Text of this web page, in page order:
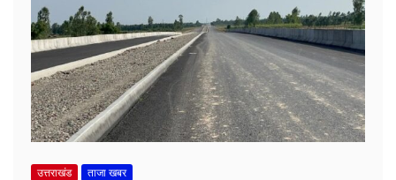
उत्तराखंड ताजा खबर